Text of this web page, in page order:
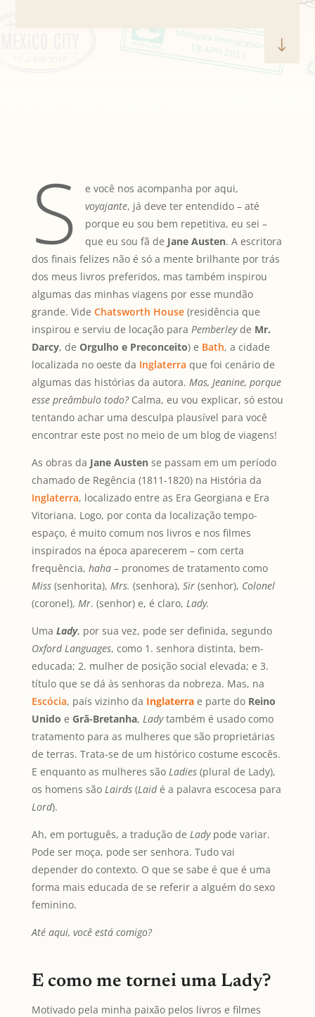
"
S
e você nos acompanha por aqui,
voyajante, já deve ter entendido – até
porque eu sou bem repetitiva, eu sei –
que eu sou fã de Jane Austen. A escritora
dos finais felizes não é só a mente brilhante por trás
dos meus livros preferidos, mas também inspirou
algumas das minhas viagens por esse mundão
grande. Vide Chatsworth House(residência que
inspirou e serviu de locação para Pemberleyde Mr.
Darcy, de Orgulho e Preconceito) e Bath, a cidade
localizada no oeste da Inglaterra que foi cenário de
algumas das histórias da autora. Mas, Jeanine, porque
esse preâmbulo todo?Calma, eu vou explicar, só estou
tentando achar uma desculpa plausível para você
encontrar este post no meio de um blog de viagens!
As obras da Jane Austense passam em um período
chamado de Regência (1811-1820) na História da
Inglaterra, localizado entre as Era Georgiana e Era
Vitoriana. Logo, por conta da localização tempo-
espaço, é muito comum nos livros e nos filmes
inspirados na época aparecerem – com certa
frequência, haha– pronomes de tratamento como
Miss (senhorita), Mrs. (senhora), Sir(senhor), Colonel
(coronel), Mr. (senhor) e, é claro, Lady.
Uma Lady, por sua vez, pode ser definida, segundo
Oxford Languages, como 1. senhora distinta, bem-
educada; 2. mulher de posição social elevada; e 3.
título que se dá às senhoras da nobreza. Mas, na
Escócia, país vizinho da Inglaterra e parte do Reino
Unido e Grã-Bretanha, Ladytambém é usado como
tratamento para as mulheres que são proprietárias
de terras. Trata-se de um histórico costume escocês.
E enquanto as mulheres são Ladies(plural de Lady),
os homens são Lairds(Laidé a palavra escocesa para
Lord).
Ah, em português, a tradução de Lady pode variar.
Pode ser moça, pode ser senhora. Tudo vai
depender do contexto. O que se sabe é que é uma
forma mais educada de se referir a alguém do sexo
feminino.
Até aqui, você está comigo?
E como me tornei uma Lady?
Motivado pela minha paixão pelos livros e filmes